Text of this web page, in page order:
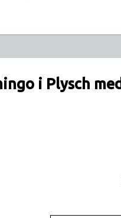
i Plysch